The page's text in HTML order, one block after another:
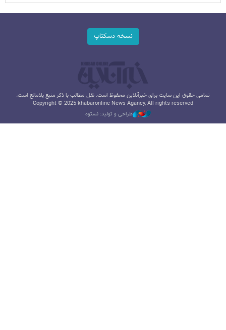
نسخه دسکتاپ
تمامی حقوق این سایت برای خبرآنلاین محفوظ است. نقل مطالب با ذکر منبع بلامانع است.
Copyright © 2025 khabaronline News Agancy, All rights reserved
طراحی و تولید: نستوه